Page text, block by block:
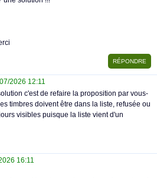
2026 12:11
c'est de refaire la proposition par vous-
timbres doivent être dans la liste, refusée ou
visibles puisque la liste vient d'un
16:11